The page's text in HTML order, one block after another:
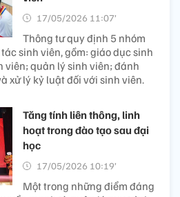
17/05/2026 11:07’
Thông tư quy định 5 nhóm
sinh viên, gồm: giáo dục sinh
viên; quản lý sinh viên; đánh
xử lý kỷ luật đối với sinh viên.
Tăng tính liên thông, linh
hoạt trong đào tạo sau đại
học
17/05/2026 10:19’
Một trong những điểm đáng